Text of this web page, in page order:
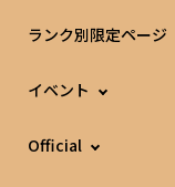
ランク別限定ページ
イベント
Official